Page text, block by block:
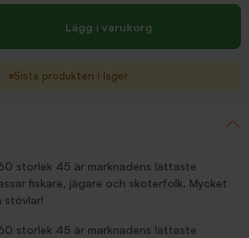
Lägg i varukorg
Sista produkten i lager
storlek 45 är marknadens lättaste
fiskare, jägare och skoterfolk. Mycket
stövlar!
storlek 45 är marknadens lättaste